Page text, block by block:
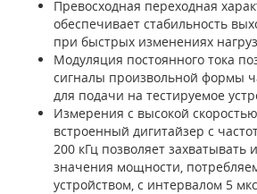
Превосходная переходная
обеспечивает стабильность
при быстрых изменениях
Модуляция постоянного тока
сигналы произвольной формы
для подачи на тестируемое
Измерения с высокой
встроенный дигитайзер с
200 кГц позволяет захватывать
значения мощности,
устройством, с интервалом 5 мкс.